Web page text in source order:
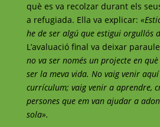
què es va recolzar durant els
a refugiada. Ella va explicar:
he de ser algú que estigui orgullós
L’avaluació final va deixar
no va ser només un projecte en
ser la meva vida. No vaig venir
currículum; vaig venir a aprendre,
persones que em van ajudar a
sola».